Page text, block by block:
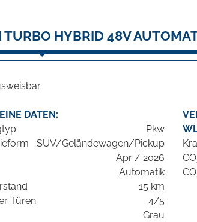
TURBO HYBRID 48V
DATEN:
Pkw
SUV/Geländewagen/Pickup
Apr / 2026
Automatik
15 km
Türen
4/5
Grau
CO
CO